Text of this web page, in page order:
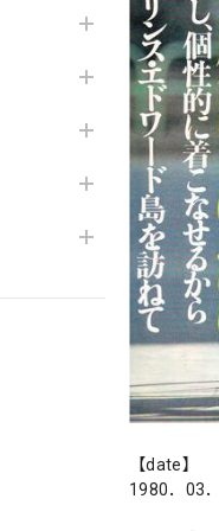
【date】
1980．03